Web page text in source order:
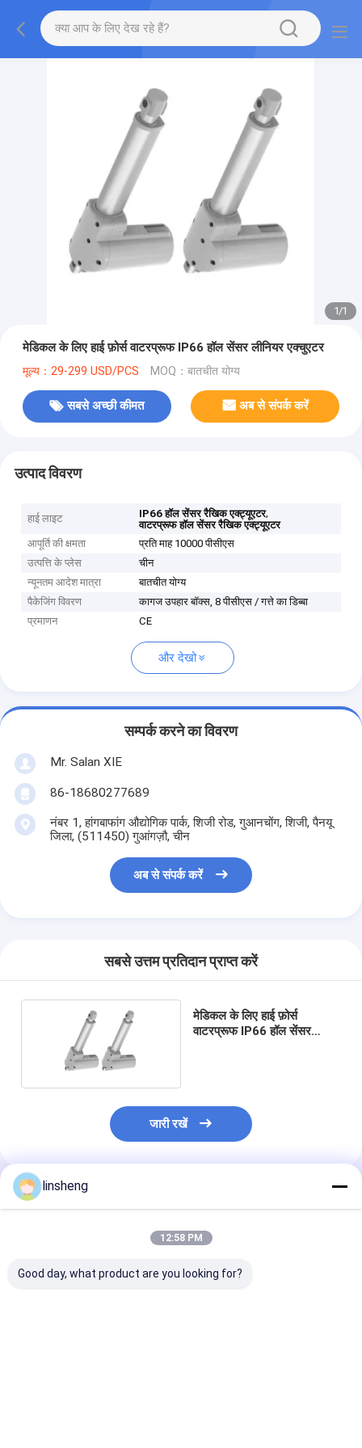
1/1
मेडिकल के लिए हाई फ़ोर्स वाटरप्रूफ IP66 हॉल सेंसर लीनियर एक्चुएटर
मूल्य：29-299 USD/PCS MOQ：बातचीत योग्य
सबसे अच्छी कीमत अब से संपर्क करें
उत्पाद विवरण
हाई लाइट IP66 हॉल सेंसर रैखिक एक्ट्यूएटर,
वाटरप्रूफ हॉल सेंसर रैखिक एक्ट्यूएटर
आपूर्ति की क्षमता
प्रति माह 10000 पीसीएस
उत्पत्ति के प्लेस
चीन
न्यूनतम आदेश मात्रा
बातचीत योग्य
पैकेजिंग विवरण
कागज उपहार बॉक्स, 8 पीसीएस / गत्ते का डिब्बा
प्रमाणन
CE
और देखो
सम्पर्क करने का विवरण
Mr. Salan XIE
86-18680277689
नंबर 1, हांगबाफांग औद्योगिक पार्क, शिजी रोड, गुआनचोंग, शिजी, पैनयू
जिला, (511450) गुआंगज़ौ, चीन
अब से संपर्क करें
सबसे उत्तम प्रतिदान प्राप्त करें
मेडिकल के लिए हाई फ़ोर्स
वाटरप्रूफ IP66 हॉल सेंसर
जारी रखें
अनुशंसित उत्पाद
linsheng
12:58 PM
Good day, what product are you looking for?